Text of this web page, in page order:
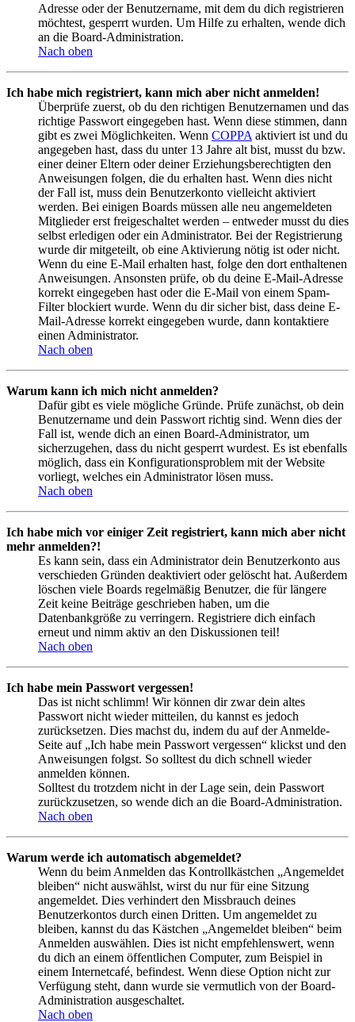
Adresse oder der Benutzername, mit dem du dich registrieren
möchtest, gesperrt wurden. Um Hilfe zu erhalten, wende dich
an die Board-Administration.
Nach oben
Ich habe mich registriert, kann mich aber nicht anmelden!
Überprüfe zuerst, ob du den richtigen Benutzernamen und das
richtige Passwort eingegeben hast. Wenn diese stimmen, dann
gibt es zwei Möglichkeiten. Wenn COPPA aktiviert ist und du
angegeben hast, dass du unter 13 Jahre alt bist, musst du bzw.
einer deiner Eltern oder deiner Erziehungsberechtigten den
Anweisungen folgen, die du erhalten hast. Wenn dies nicht
der Fall ist, muss dein Benutzerkonto vielleicht aktiviert
werden. Bei einigen Boards müssen alle neu angemeldeten
Mitglieder erst freigeschaltet werden – entweder musst du dies
selbst erledigen oder ein Administrator. Bei der Registrierung
wurde dir mitgeteilt, ob eine Aktivierung nötig ist oder nicht.
Wenn du eine E-Mail erhalten hast, folge den dort enthaltenen
Anweisungen. Ansonsten prüfe, ob du deine E-Mail-Adresse
korrekt eingegeben hast oder die E-Mail von einem Spam-
Filter blockiert wurde. Wenn du dir sicher bist, dass deine E-
Mail-Adresse korrekt eingegeben wurde, dann kontaktiere
einen Administrator.
Nach oben
Warum kann ich mich nicht anmelden?
Dafür gibt es viele mögliche Gründe. Prüfe zunächst, ob dein
Benutzername und dein Passwort richtig sind. Wenn dies der
Fall ist, wende dich an einen Board-Administrator, um
sicherzugehen, dass du nicht gesperrt wurdest. Es ist ebenfalls
möglich, dass ein Konfigurationsproblem mit der Website
vorliegt, welches ein Administrator lösen muss.
Nach oben
Ich habe mich vor einiger Zeit registriert, kann mich aber nicht
mehr anmelden?!
Es kann sein, dass ein Administrator dein Benutzerkonto aus
verschieden Gründen deaktiviert oder gelöscht hat. Außerdem
löschen viele Boards regelmäßig Benutzer, die für längere
Zeit keine Beiträge geschrieben haben, um die
Datenbankgröße zu verringern. Registriere dich einfach
erneut und nimm aktiv an den Diskussionen teil!
Nach oben
Ich habe mein Passwort vergessen!
Das ist nicht schlimm! Wir können dir zwar dein altes
Passwort nicht wieder mitteilen, du kannst es jedoch
zurücksetzen. Dies machst du, indem du auf der Anmelde-
Seite auf „Ich habe mein Passwort vergessen“ klickst und den
Anweisungen folgst. So solltest du dich schnell wieder
anmelden können.
Solltest du trotzdem nicht in der Lage sein, dein Passwort
zurückzusetzen, so wende dich an die Board-Administration.
Nach oben
Warum werde ich automatisch abgemeldet?
Wenn du beim Anmelden das Kontrollkästchen „Angemeldet
bleiben“ nicht auswählst, wirst du nur für eine Sitzung
angemeldet. Dies verhindert den Missbrauch deines
Benutzerkontos durch einen Dritten. Um angemeldet zu
bleiben, kannst du das Kästchen „Angemeldet bleiben“ beim
Anmelden auswählen. Dies ist nicht empfehlenswert, wenn
du dich an einem öffentlichen Computer, zum Beispiel in
einem Internetcafé, befindest. Wenn diese Option nicht zur
Verfügung steht, dann wurde sie vermutlich von der Board-
Administration ausgeschaltet.
Nach oben